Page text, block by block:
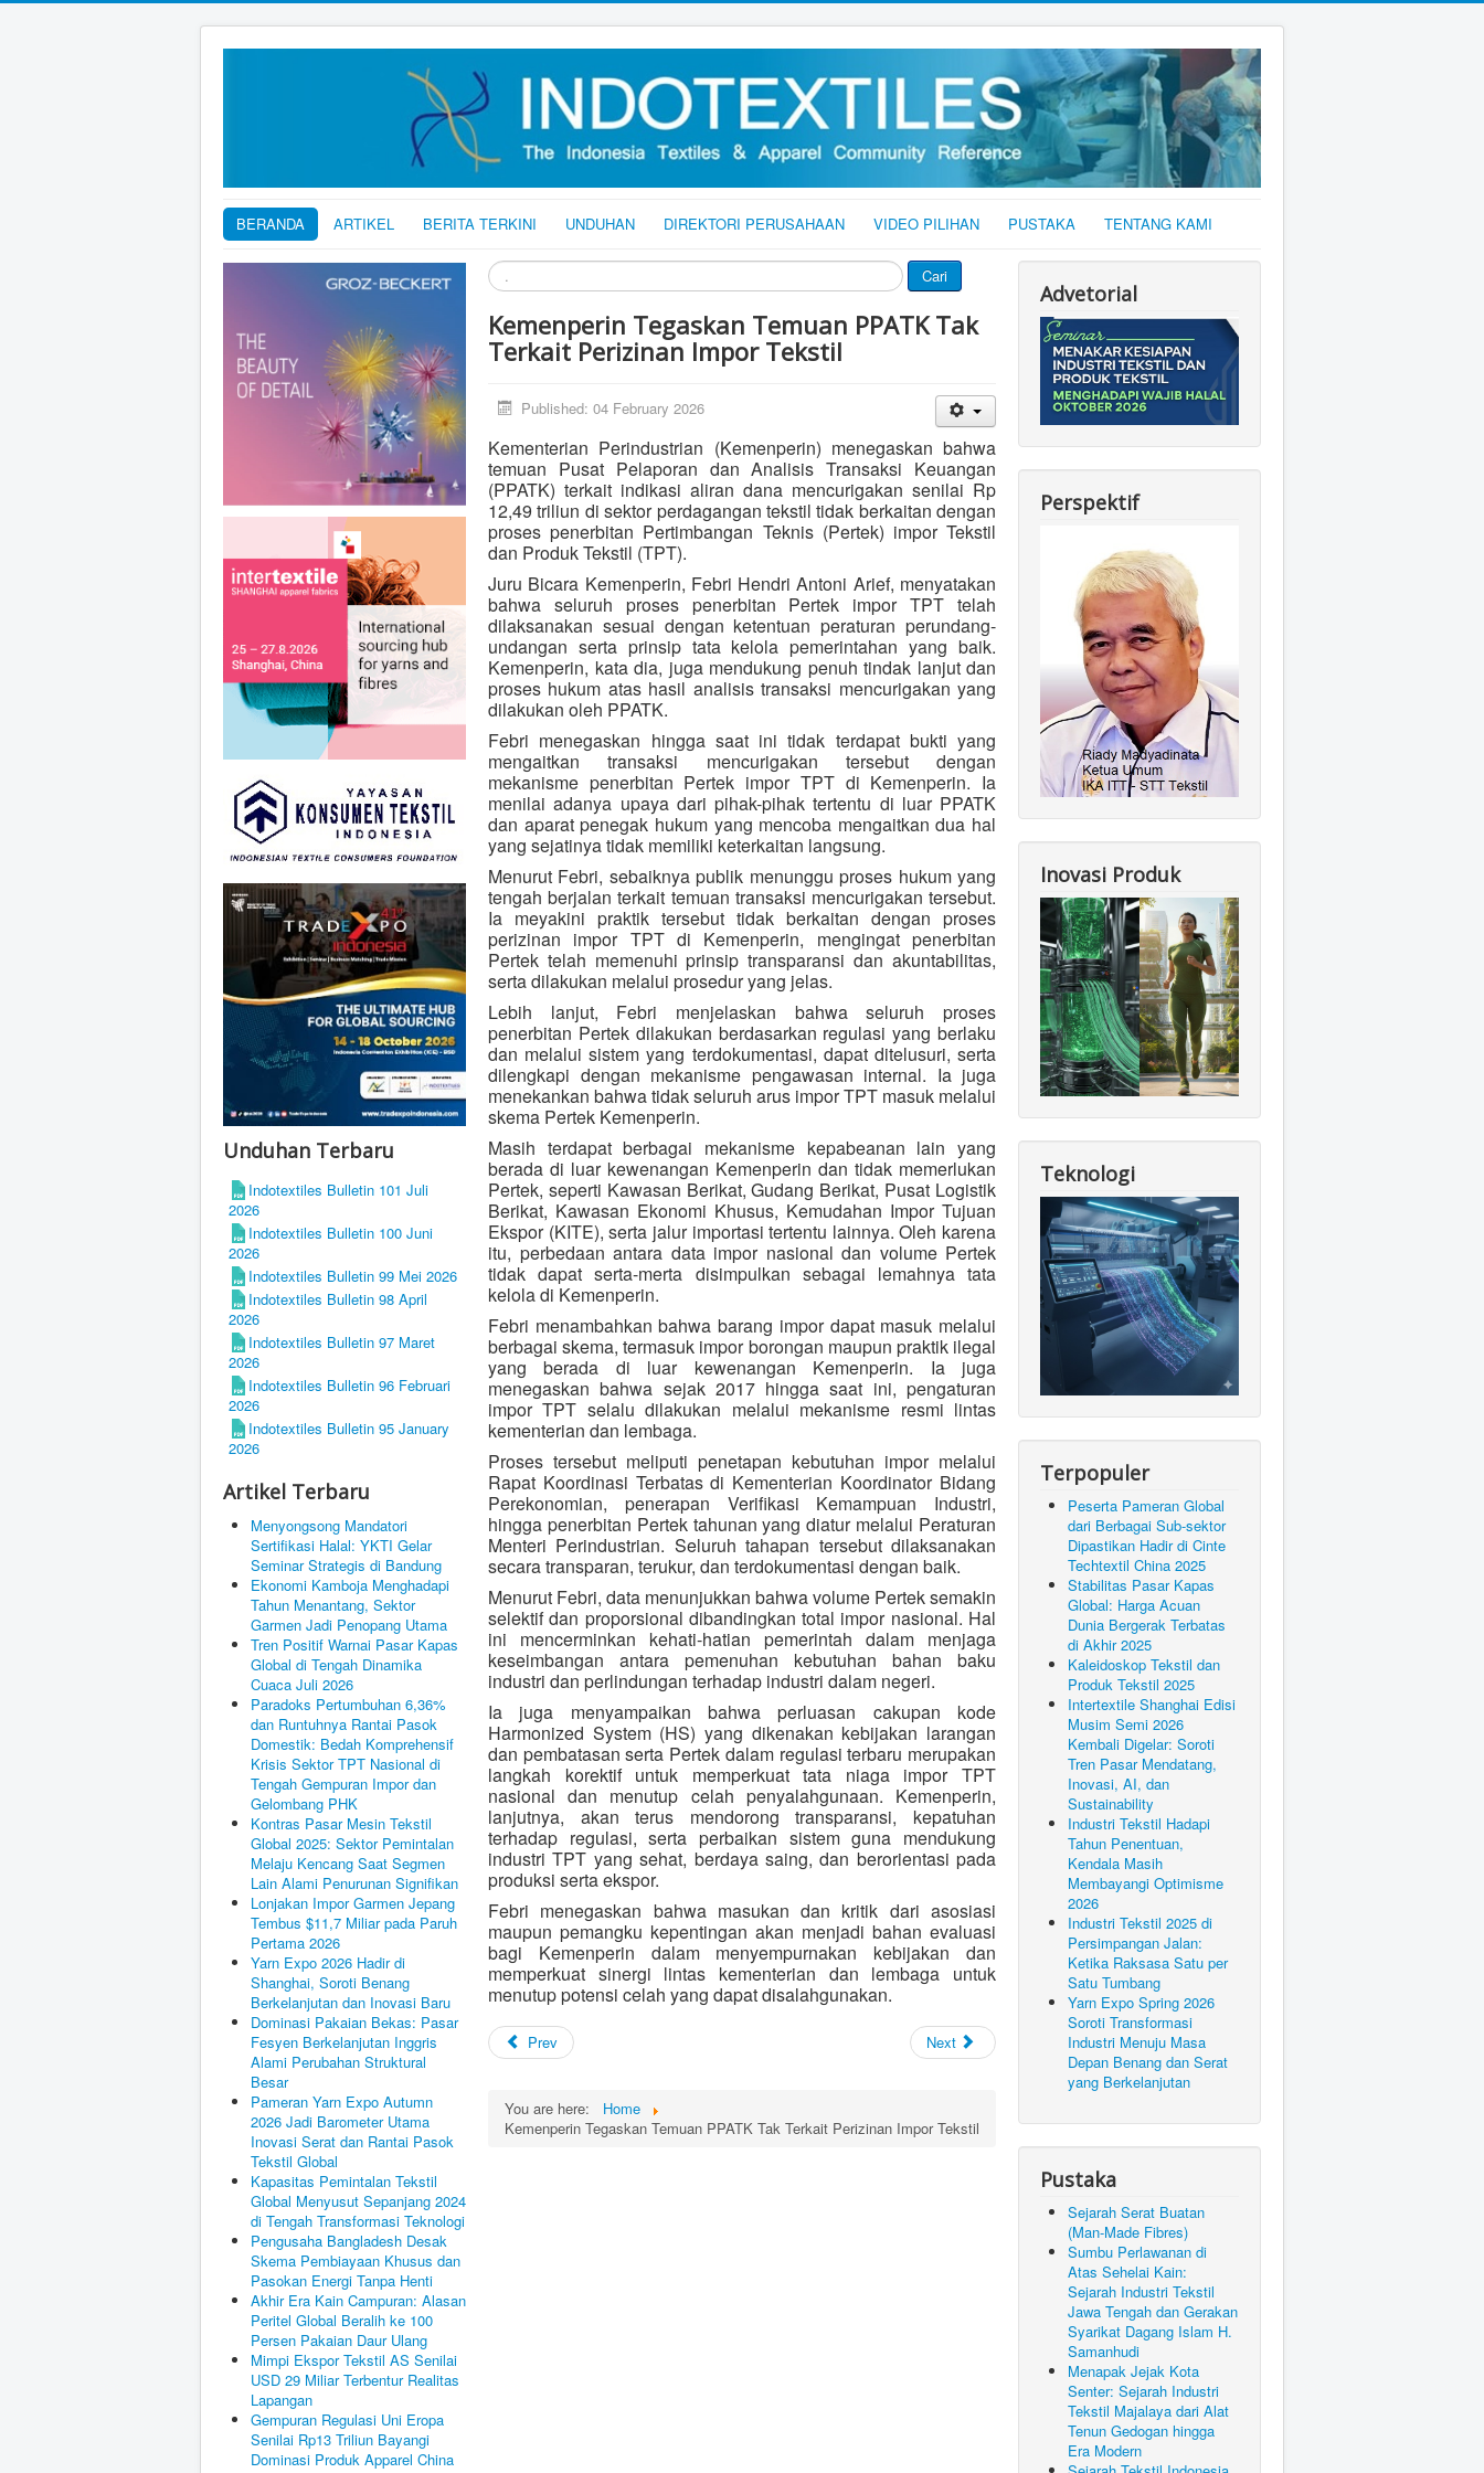
BERANDA ARTIKEL BERITA TERKINI UNDUHAN DIREKTORI PERUSAHAAN VIDEO PILIHAN PUSTAKA TENTANG KAMI
Unduhan Terbaru
Indotextiles Bulletin 101 Juli
2026
Indotextiles Bulletin 100 Juni
2026
Indotextiles Bulletin 99 Mei 2026
Indotextiles Bulletin 98 April
2026
Indotextiles Bulletin 97 Maret
2026
Indotextiles Bulletin 96 Februari
2026
Indotextiles Bulletin 95 January
2026
Artikel Terbaru
Menyongsong Mandatori
Sertifikasi Halal: YKTI Gelar
Seminar Strategis di Bandung
Ekonomi Kamboja Menghadapi
Tahun Menantang, Sektor
Garmen Jadi Penopang Utama
Tren Positif Warnai Pasar Kapas
Global di Tengah Dinamika
Cuaca Juli 2026
Paradoks Pertumbuhan 6,36%
dan Runtuhnya Rantai Pasok
Domestik: Bedah Komprehensif
Krisis Sektor TPT Nasional di
Tengah Gempuran Impor dan
Gelombang PHK
Kontras Pasar Mesin Tekstil
Global 2025: Sektor Pemintalan
Melaju Kencang Saat Segmen
Lain Alami Penurunan Signifikan
Lonjakan Impor Garmen Jepang
Tembus $11,7 Miliar pada Paruh
Pertama 2026
Yarn Expo 2026 Hadir di
Shanghai, Soroti Benang
Berkelanjutan dan Inovasi Baru
Dominasi Pakaian Bekas: Pasar
Fesyen Berkelanjutan Inggris
Alami Perubahan Struktural
Besar
Pameran Yarn Expo Autumn
2026 Jadi Barometer Utama
Inovasi Serat dan Rantai Pasok
Tekstil Global
Kapasitas Pemintalan Tekstil
Global Menyusut Sepanjang 2024
di Tengah Transformasi Teknologi
Pengusaha Bangladesh Desak
Skema Pembiayaan Khusus dan
Pasokan Energi Tanpa Henti
Akhir Era Kain Campuran: Alasan
Peritel Global Beralih ke 100
Persen Pakaian Daur Ulang
Mimpi Ekspor Tekstil AS Senilai
USD 29 Miliar Terbentur Realitas
Lapangan
Gempuran Regulasi Uni Eropa
Senilai Rp13 Triliun Bayangi
Dominasi Produk Apparel China
Cari Cari
Kemenperin Tegaskan Temuan PPATK Tak
Terkait Perizinan Impor Tekstil
Published: 04 February 2026
Kementerian Perindustrian (Kemenperin) menegaskan bahwa
temuan Pusat Pelaporan dan Analisis Transaksi Keuangan
(PPATK) terkait indikasi aliran dana mencurigakan senilai Rp
12,49 triliun di sektor perdagangan tekstil tidak berkaitan dengan
proses penerbitan Pertimbangan Teknis (Pertek) impor Tekstil
dan Produk Tekstil (TPT).
Juru Bicara Kemenperin, Febri Hendri Antoni Arief, menyatakan
bahwa seluruh proses penerbitan Pertek impor TPT telah
dilaksanakan sesuai dengan ketentuan peraturan perundang-
undangan serta prinsip tata kelola pemerintahan yang baik.
Kemenperin, kata dia, juga mendukung penuh tindak lanjut dan
proses hukum atas hasil analisis transaksi mencurigakan yang
dilakukan oleh PPATK.
Febri menegaskan hingga saat ini tidak terdapat bukti yang
mengaitkan transaksi mencurigakan tersebut dengan
mekanisme penerbitan Pertek impor TPT di Kemenperin. Ia
menilai adanya upaya dari pihak-pihak tertentu di luar PPATK
dan aparat penegak hukum yang mencoba mengaitkan dua hal
yang sejatinya tidak memiliki keterkaitan langsung.
Menurut Febri, sebaiknya publik menunggu proses hukum yang
tengah berjalan terkait temuan transaksi mencurigakan tersebut.
Ia meyakini praktik tersebut tidak berkaitan dengan proses
perizinan impor TPT di Kemenperin, mengingat penerbitan
Pertek telah memenuhi prinsip transparansi dan akuntabilitas,
serta dilakukan melalui prosedur yang jelas.
Lebih lanjut, Febri menjelaskan bahwa seluruh proses
penerbitan Pertek dilakukan berdasarkan regulasi yang berlaku
dan melalui sistem yang terdokumentasi, dapat ditelusuri, serta
dilengkapi dengan mekanisme pengawasan internal. Ia juga
menekankan bahwa tidak seluruh arus impor TPT masuk melalui
skema Pertek Kemenperin.
Masih terdapat berbagai mekanisme kepabeanan lain yang
berada di luar kewenangan Kemenperin dan tidak memerlukan
Pertek, seperti Kawasan Berikat, Gudang Berikat, Pusat Logistik
Berikat, Kawasan Ekonomi Khusus, Kemudahan Impor Tujuan
Ekspor (KITE), serta jalur importasi tertentu lainnya. Oleh karena
itu, perbedaan antara data impor nasional dan volume Pertek
tidak dapat serta-merta disimpulkan sebagai lemahnya tata
kelola di Kemenperin.
Febri menambahkan bahwa barang impor dapat masuk melalui
berbagai skema, termasuk impor borongan maupun praktik ilegal
yang berada di luar kewenangan Kemenperin. Ia juga
menegaskan bahwa sejak 2017 hingga saat ini, pengaturan
impor TPT selalu dilakukan melalui mekanisme resmi lintas
kementerian dan lembaga.
Proses tersebut meliputi penetapan kebutuhan impor melalui
Rapat Koordinasi Terbatas di Kementerian Koordinator Bidang
Perekonomian, penerapan Verifikasi Kemampuan Industri,
hingga penerbitan Pertek tahunan yang diatur melalui Peraturan
Menteri Perindustrian. Seluruh tahapan tersebut dilaksanakan
secara transparan, terukur, dan terdokumentasi dengan baik.
Menurut Febri, data menunjukkan bahwa volume Pertek semakin
selektif dan proporsional dibandingkan total impor nasional. Hal
ini mencerminkan kehati-hatian pemerintah dalam menjaga
keseimbangan antara pemenuhan kebutuhan bahan baku
industri dan perlindungan terhadap industri dalam negeri.
Ia juga menyampaikan bahwa perluasan cakupan kode
Harmonized System (HS) yang dikenakan kebijakan larangan
dan pembatasan serta Pertek dalam regulasi terbaru merupakan
langkah korektif untuk memperkuat tata niaga impor TPT
nasional dan menutup celah penyalahgunaan. Kemenperin,
lanjutnya, akan terus mendorong transparansi, kepatuhan
terhadap regulasi, serta perbaikan sistem guna mendukung
industri TPT yang sehat, berdaya saing, dan berorientasi pada
produksi serta ekspor.
Febri menegaskan bahwa masukan dan kritik dari asosiasi
maupun pemangku kepentingan akan menjadi bahan evaluasi
bagi Kemenperin dalam menyempurnakan kebijakan dan
memperkuat sinergi lintas kementerian dan lembaga untuk
menutup potensi celah yang dapat disalahgunakan.
Prev Next
You are here:
Home
Kemenperin Tegaskan Temuan PPATK Tak Terkait Perizinan Impor Tekstil
Advetorial
Perspektif
Inovasi Produk
Teknologi
Terpopuler
Peserta Pameran Global
dari Berbagai Sub-sektor
Dipastikan Hadir di Cinte
Techtextil China 2025
Stabilitas Pasar Kapas
Global: Harga Acuan
Dunia Bergerak Terbatas
di Akhir 2025
Kaleidoskop Tekstil dan
Produk Tekstil 2025
Intertextile Shanghai Edisi
Musim Semi 2026
Kembali Digelar: Soroti
Tren Pasar Mendatang,
Inovasi, AI, dan
Sustainability
Industri Tekstil Hadapi
Tahun Penentuan,
Kendala Masih
Membayangi Optimisme
2026
Industri Tekstil 2025 di
Persimpangan Jalan:
Ketika Raksasa Satu per
Satu Tumbang
Yarn Expo Spring 2026
Soroti Transformasi
Industri Menuju Masa
Depan Benang dan Serat
yang Berkelanjutan
Pustaka
Sejarah Serat Buatan
(Man-Made Fibres)
Sumbu Perlawanan di
Atas Sehelai Kain:
Sejarah Industri Tekstil
Jawa Tengah dan Gerakan
Syarikat Dagang Islam H.
Samanhudi
Menapak Jejak Kota
Senter: Sejarah Industri
Tekstil Majalaya dari Alat
Tenun Gedogan hingga
Era Modern